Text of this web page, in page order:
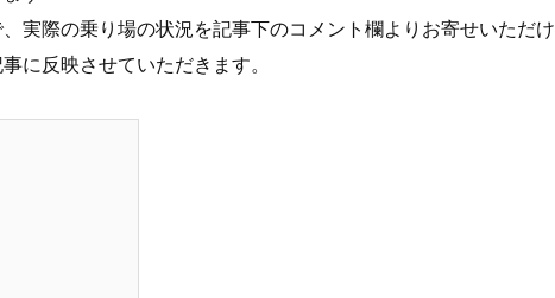
実際の乗り場の状況を記事下のコメント欄よりお寄せいただけ
に反映させていただきます。